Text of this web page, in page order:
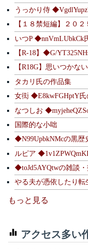
うっかり侍
【１８禁短編】２０
いつP ◆nnVmLUbkCk
【R-18】◆G/
【R18G】思いつかな
タカリ氏の作品集
女衒 ◆E8kwFGHptY氏
なつしお
国際的な小咄
◆N99UpbkNMcの黒歴
ルピア
◆toJd5AYQtwの雑談
やる夫が憑依したり転
もっと見る
アクセス多い